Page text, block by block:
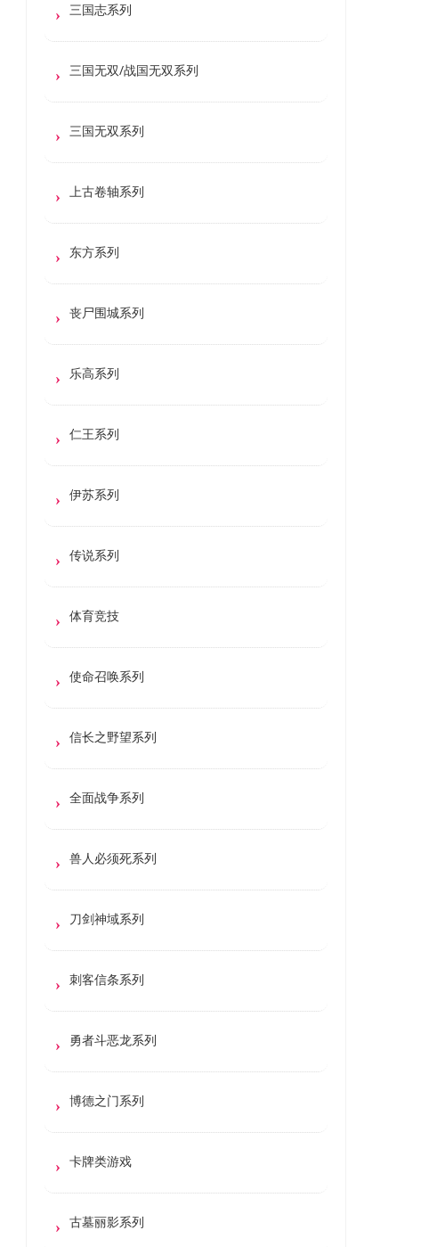
三国志系列
三国无双/战国无双系列
三国无双系列
上古卷轴系列
东方系列
丧尸围城系列
乐高系列
仁王系列
伊苏系列
传说系列
体育竞技
使命召唤系列
信长之野望系列
全面战争系列
兽人必须死系列
刀剑神域系列
刺客信条系列
勇者斗恶龙系列
博德之门系列
卡牌类游戏
古墓丽影系列